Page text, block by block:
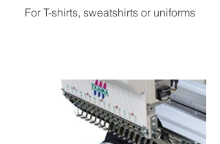
For T-shirts, sweatshirts or uniforms